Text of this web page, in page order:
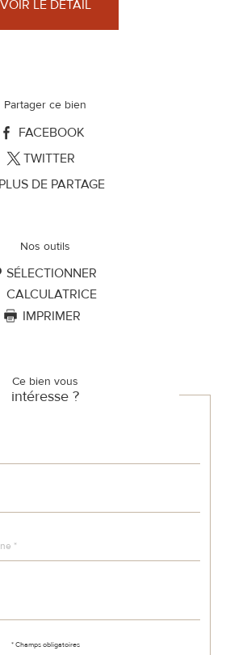
VOIR LE DÉTAIL
Partager ce bien
FACEBOOK
TWITTER
PLUS DE PARTAGE
Nos outils
SÉLECTIONNER
CALCULATRICE
IMPRIMER
Ce bien vous
intéresse ?
* Champs obligatoires